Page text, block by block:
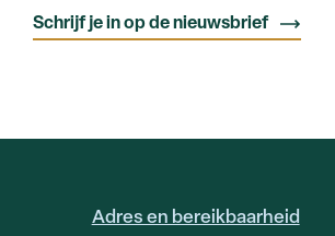
FOOTER
Adres en bereikbaarheid